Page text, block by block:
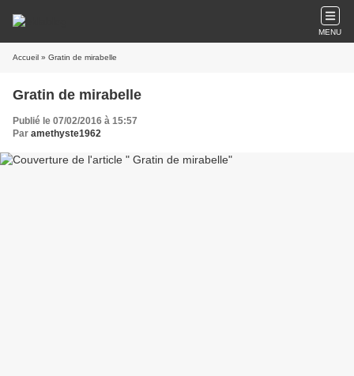
MENU
Accueil » Gratin de mirabelle
Gratin de mirabelle
Publié le 07/02/2016 à 15:57
Par amethyste1962